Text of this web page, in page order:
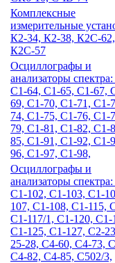
Комплексные
измерительные
К2-34, К2-38, К2С-62,
К2С-57
Осциллографы и
анализаторы
С1-64, С1-65, С1-67,
69, С1-70, С1-71, С1-
74, С1-75, С1-76, С1-
79, С1-81, С1-82, С1-
85, С1-91, С1-92, С1-
96, С1-97, С1-98,
Осциллографы и
анализаторы
С1-102, С1-103, С1-
107, С1-108, С1-115,
С1-117/1, С1-120, С1-
С1-125, С1-127, С2-
25-28, С4-60, С4-73,
С4-82, С4-85, С502/3,